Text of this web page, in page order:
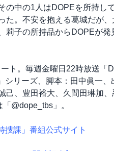
の中の1人はDOPEを所持し
た。不安を抱える葛城だが
莉子の所持品からDOPEが発
ト。毎週金曜日22時放送「
シリーズ、脚本：田中眞一
己、豊田裕大、久間田琳加
@dope_tbs」。
課」番組公式サイト